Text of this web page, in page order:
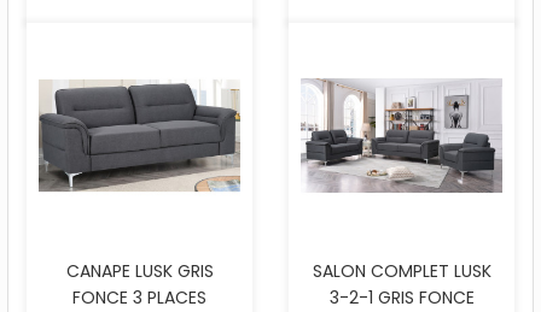
CANAPE LUSK GRIS
FONCE 3 PLACES
SALON COMPLET LUSK
3-2-1 GRIS FONCE